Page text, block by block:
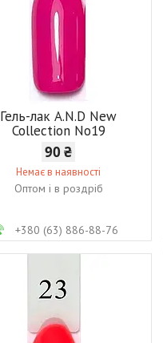
Гель-лак A.N.D New
Collection No19
90 ₴
Немає в наявності
Оптом і в роздріб
+380 (63) 886-88-76